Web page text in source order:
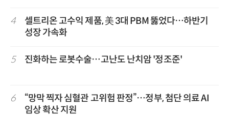
4
셀트리온 고수익 제품, 美 3대 PBM 뚫었다…하반기
성장 가속화
5 진화하는 로봇수술…고난도 난치암 '정조준'
6
“망막 찍자 심혈관 고위험 판정”…정부, 첨단 의료 AI
임상 확산 지원